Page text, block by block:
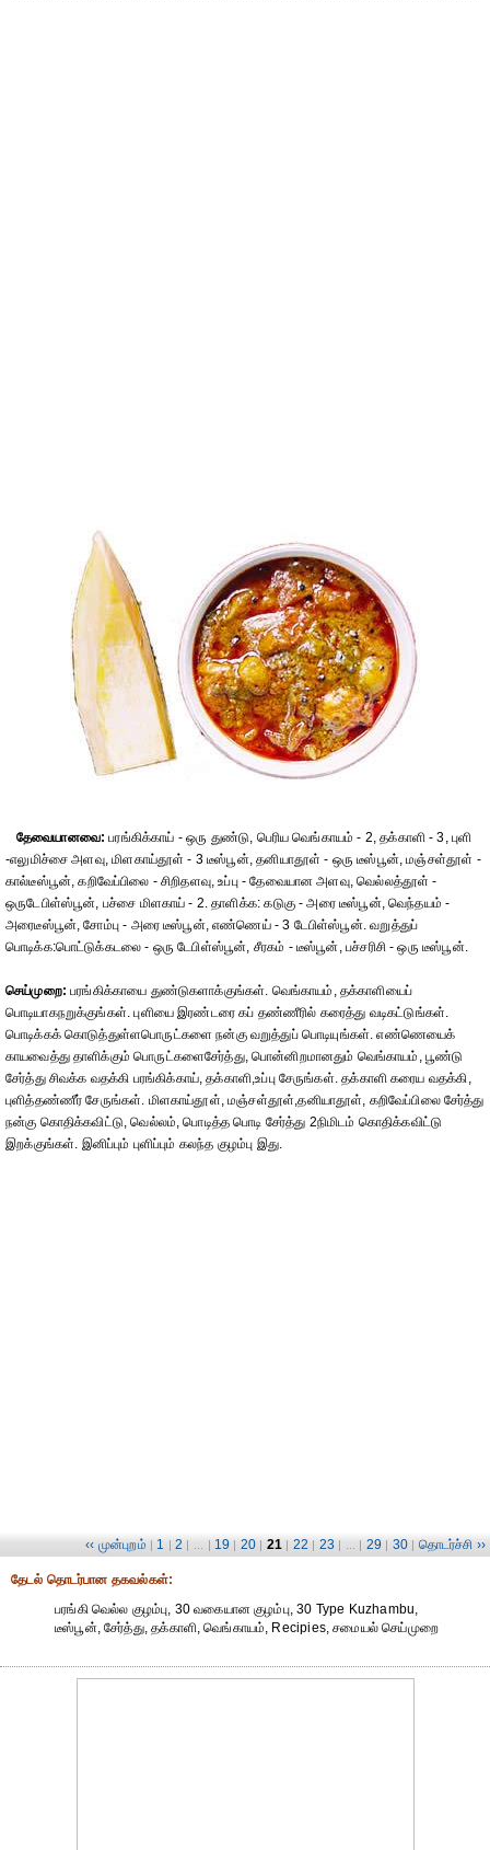
தேவையானவை: பரங்கிக்காய் - ஒரு துண்டு, பெரிய வெங்காயம் - 2, தக்காளி - 3, புளி
-எலுமிச்சை அளவு, மிளகாய்தூள் - 3 டீஸ்பூன், தனியாதூள் - ஒரு டீஸ்பூன், மஞ்சள்தூள் -
கால்டீஸ்பூன், கறிவேப்பிலை - சிறிதளவு, உப்பு - தேவையான அளவு, வெல்லத்தூள் -
ஒருடேபிள்ஸ்பூன், பச்சை மிளகாய் - 2. தாளிக்க: கடுகு - அரை டீஸ்பூன், வெந்தயம் -
அரைடீஸ்பூன், சோம்பு - அரை டீஸ்பூன், எண்ணெய் - 3 டேபிள்ஸ்பூன். வறுத்துப்
பொடிக்க:பொட்டுக்கடலை - ஒரு டேபிள்ஸ்பூன், சீரகம் - டீஸ்பூன், பச்சரிசி - ஒரு டீஸ்பூன்.
செய்முறை: பரங்கிக்காயை துண்டுகளாக்குங்கள். வெங்காயம், தக்காளியைப்
பொடியாகநறுக்குங்கள். புளியை இரண்டரை கப் தண்ணீரில் கரைத்து வடிகட்டுங்கள்.
பொடிக்கக் கொடுத்துள்ளபொருட்களை நன்கு வறுத்துப் பொடியுங்கள். எண்ணெயைக்
காயவைத்து தாளிக்கும் பொருட்களைசேர்த்து, பொன்னிறமானதும் வெங்காயம், பூண்டு
சேர்த்து சிவக்க வதக்கி பரங்கிக்காய், தக்காளி,உப்பு சேருங்கள். தக்காளி கரைய வதக்கி,
புளித்தண்ணீர் சேருங்கள். மிளகாய்தூள், மஞ்சள்தூள்,தனியாதூள், கறிவேப்பிலை சேர்த்து
நன்கு கொதிக்கவிட்டு, வெல்லம், பொடித்த பொடி சேர்த்து 2நிமிடம் கொதிக்கவிட்டு
இறக்குங்கள். இனிப்பும் புளிப்பும் கலந்த குழம்பு இது.
‹‹ முன்புறம் | 1 | 2 | ... | 19 | 20 | 21 | 22 | 23 | ... | 29 | 30 | தொடர்ச்சி ››
தேட‌ல் தொட‌ர்பான தகவ‌ல்க‌ள்:
பரங்கி வெல்ல குழம்பு, 30 வகையான குழம்பு, 30 Type Kuzhambu,
டீஸ்பூன், சேர்த்து, தக்காளி, வெங்காயம், Recipies, சமையல் செய்முறை